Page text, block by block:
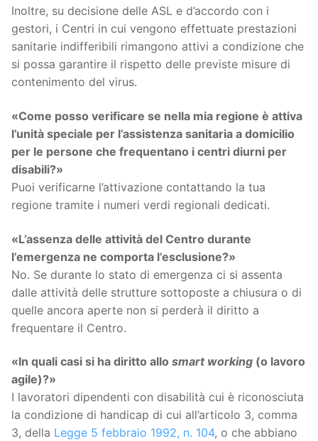
Inoltre, su decisione delle ASL e d’accordo con i
gestori, i Centri in cui vengono effettuate prestazioni
sanitarie indifferibili rimangono attivi a condizione che
si possa garantire il rispetto delle previste misure di
contenimento del virus.
«Come posso verificare se nella mia regione è attiva
l’unità speciale per l’assistenza sanitaria a domicilio
per le persone che frequentano i centri diurni per
disabili?»
Puoi verificarne l’attivazione contattando la tua
regione tramite i numeri verdi regionali dedicati.
«L’assenza delle attività del Centro durante
l’emergenza ne comporta l’esclusione?»
No. Se durante lo stato di emergenza ci si assenta
dalle attività delle strutture sottoposte a chiusura o di
quelle ancora aperte non si perderà il diritto a
frequentare il Centro.
«In quali casi si ha diritto allo smart working (o lavoro
agile)?»
I lavoratori dipendenti con disabilità cui è riconosciuta
la condizione di handicap di cui all’articolo 3, comma
3, della Legge 5 febbraio 1992, n. 104, o che abbiano